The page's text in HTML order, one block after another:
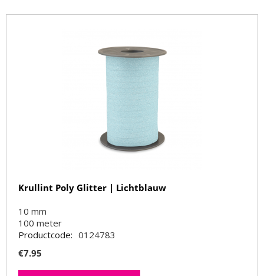
Krullint Poly Glitter | Lichtblauw
10 mm
100 meter
Productcode: 0124783
€7.95